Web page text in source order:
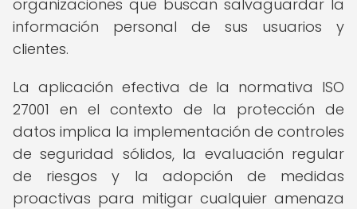
organizaciones que buscan salvaguardar la
información personal de sus usuarios y
clientes.
La aplicación efectiva de la normativa ISO
27001 en el contexto de la protección de
datos implica la implementación de controles
de seguridad sólidos, la evaluación regular
de riesgos y la adopción de medidas
proactivas para mitigar cualquier amenaza